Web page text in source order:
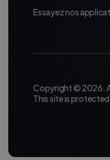
Essayez nos
Copyright © 2026.
This site is